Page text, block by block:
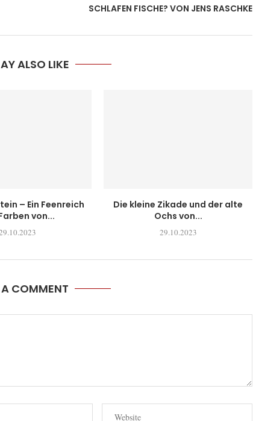
SCHLAFEN FISCHE? VON JENS RASCHKE
ALSO LIKE
– Ein Feenreich
von...
Die kleine Zikade und der alte
Ochs von...
29.10.2023
A COMMENT